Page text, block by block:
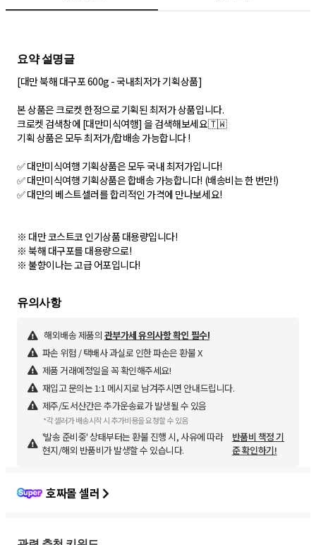
요약 설명글
[대만 북해 대구포 600g - 국내최저가 기획상품]
본 상품은 크로켓 한정으로 기획된 최저가 상품입니다.
크로켓 검색창에 [대만미식여행] 을 검색해보세요🇹🇼
기획 상품은 모두 최저가/합배송 가능합니다 !
✅ 대만미식여행 기획상품은 모두 국내 최저가입니다!
✅ 대만미식여행 기획상품은 합배송 가능합니다! (배송비는 한 번만!)
✅ 대만의 베스트셀러를 합리적인 가격에 만나보세요!
※ 대만 코스트코 인기상품 대용량입니다!
※ 북해 대구포를 대용량으로!
유의사항
해외배송 제품의 관부가세 유의사항 확인 필수!
파손 위험 / 택배사 과실로 인한 파손은 환불 X
제품 거래예정일을 꼭 확인해주세요!
재입고 문의는 1:1 메시지로 남겨주시면 안내드립니다.
제주/도서산간은 추가운송료가 발생될 수 있음
*각 셀러가 배송시작 시 추가비용을 요청할 수 있음
'발송 준비중' 상태부터는 환불 진행 시, 사유에 따라
현지/해외 반품비가 발생할 수 있습니다.
반품비 책정 기
준 확인하기!
호짜몰 셀러